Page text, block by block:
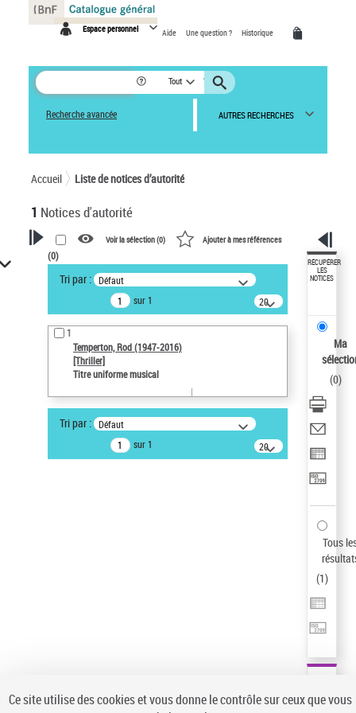
Espace personnel Aide Une question ? Historique
Tout
Recherche avancée AUTRES RECHERCHES
Accueil Liste de notices d’autorité
1 Notices d'autorité
VOTRE RECHERCHE
Recherche avancée dans les
notices d’autorité
Œuvres liées à l'auteur :
Temperton, Rod (1947-2016)
Auteur d’œuvre
Type de notice d'autorité
Œuvre
Statut de la notice d’autorité
Pays
Voir la sélection (0) Ajouter à mes références
(0)
Tri par : Défaut
sur 1
20
résultats/page
1
Temperton, Rod (1947-2016)
[Thriller]
Titre uniforme musical
Tri par : Défaut
sur 1
20
résultats/page
RÉCUPÉRER
LES
NOTICES
Ma
(0)
Tous
(1)
Panneau de gestion des cookies
Ce site utilise des cookies et vous donne le contrôle sur ceux que vous